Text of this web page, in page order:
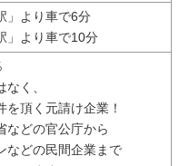
」より車で6分
」より車で10分
く、
を頂く元請け企業！
などの官公庁から
などの民間企業まで